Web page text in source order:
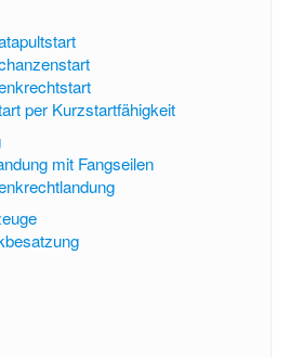
per Kurzstartfähigkeit
mit Fangseilen